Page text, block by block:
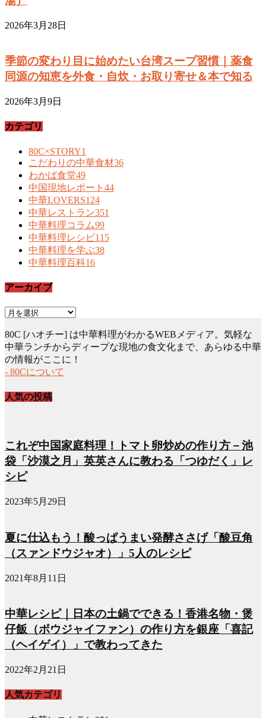
2026年3月28日
季節の変わり目に始めたい台湾スープ習慣｜薬食
同源の知恵を外食・自炊・お取り寄せ＆本で知る
2026年3月9日
カテゴリ
80C×STORY1
こだわりの中華食材36
わかば食堂49
中国現地レポート 44
中華LOVERS124
中華レストラン351
中華料理コラム99
中華料理レシピ115
中華料理を学ぶ38
中華料理百科16
アーカイブ
ア
カ
イ
ブ
80C [ハオチー] は中華料理がわかるWEBメディア。気軽な
中華ランチからディープな現地の食文化まで、あらゆる中華
の情報がここに！
- 80Cについて
人気の投稿
これぞ中国家庭料理！トマト卵炒めの作り方－池
袋「沙漠之月」英英さんに教わる「つゆだく」レ
シピ
2023年5月29日
夏に仕込もう！酸っぱうまい発酵ささげ「酸豆角
（スァンドウジャオ）」5人のレシピ
2021年8月11日
中華レシピ｜日本の土鍋でできる！香港名物・煲
仔飯（ボウジャイファン）の作り方を銀座「喜記
（ヘイゲイ）」で教わってきた
2022年2月21日
人気カテゴリ